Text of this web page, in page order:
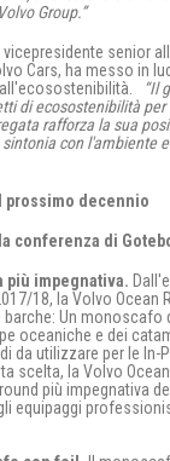
Group.”
vicepresidente senior
Cars, ha messo in
“Il
di ecosostenibilità
rafforza la sua
con l'ambiente
prossimo decennio
conferenza di
più impegnativa.
18, la Volvo Ocean
barche: Un monoscafo
oceaniche e dei
da utilizzare per le In-
scelta, la Volvo
più impegnativa
equipaggi